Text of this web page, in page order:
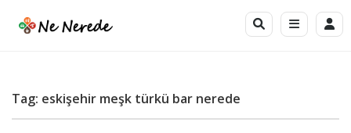
Tag: eskişehir meşk türkü bar nerede